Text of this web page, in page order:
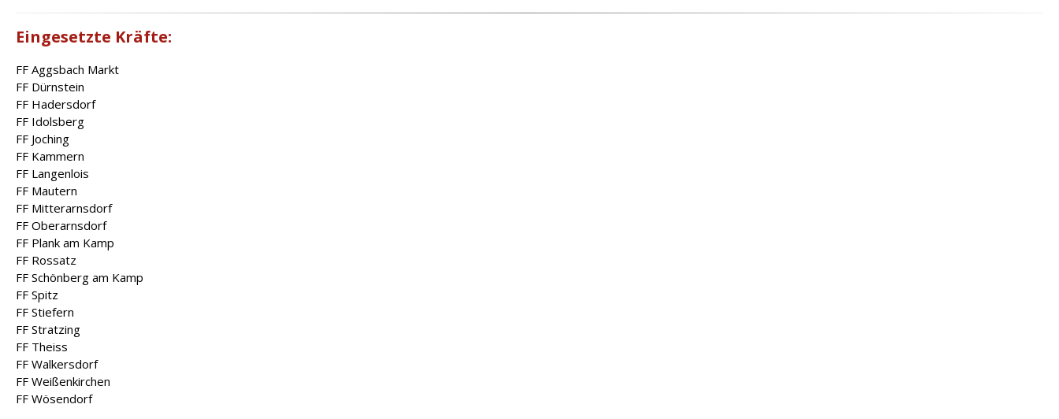
Eingesetzte Kräfte:
FF Aggsbach Markt
FF Dürnstein
FF Hadersdorf
FF Idolsberg
FF Joching
FF Kammern
FF Langenlois
FF Mautern
FF Mitterarnsdorf
FF Oberarnsdorf
FF Plank am Kamp
FF Rossatz
FF Schönberg am Kamp
FF Spitz
FF Stiefern
FF Stratzing
FF Theiss
FF Walkersdorf
FF Weißenkirchen
FF Wösendorf